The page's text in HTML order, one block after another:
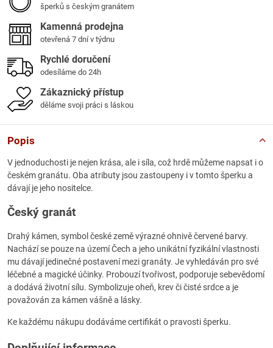
šperků s českým granátem
Kamenná prodejna
otevřená 7 dní v týdnu
Rychlé doručení
odesíláme do 24h
Zákaznický přístup
děláme svoji práci s láskou
Popis
V jednoduchosti je nejen krása, ale i síla, což hrdě můžeme napsat i o
českém granátu. Oba atributy jsou zastoupeny i v tomto šperku a
dávají je jeho nositelce.
Český granát
Drahý kámen, symbol české země výrazné ohnivě červené barvy.
Nachází se pouze na území Čech a jeho unikátní fyzikální vlastnosti
mu dávají jedinečné postavení mezi granáty. Je vyhledáván pro své
léčebné a magické účinky. Probouzí tvořivost, podporuje sebevědomí
a dodává životní sílu. Symbolizuje oheň, krev či čisté srdce a je
považován za kámen vášně a lásky.
Ke každému nákupu dodáváme certifikát o pravosti šperku.